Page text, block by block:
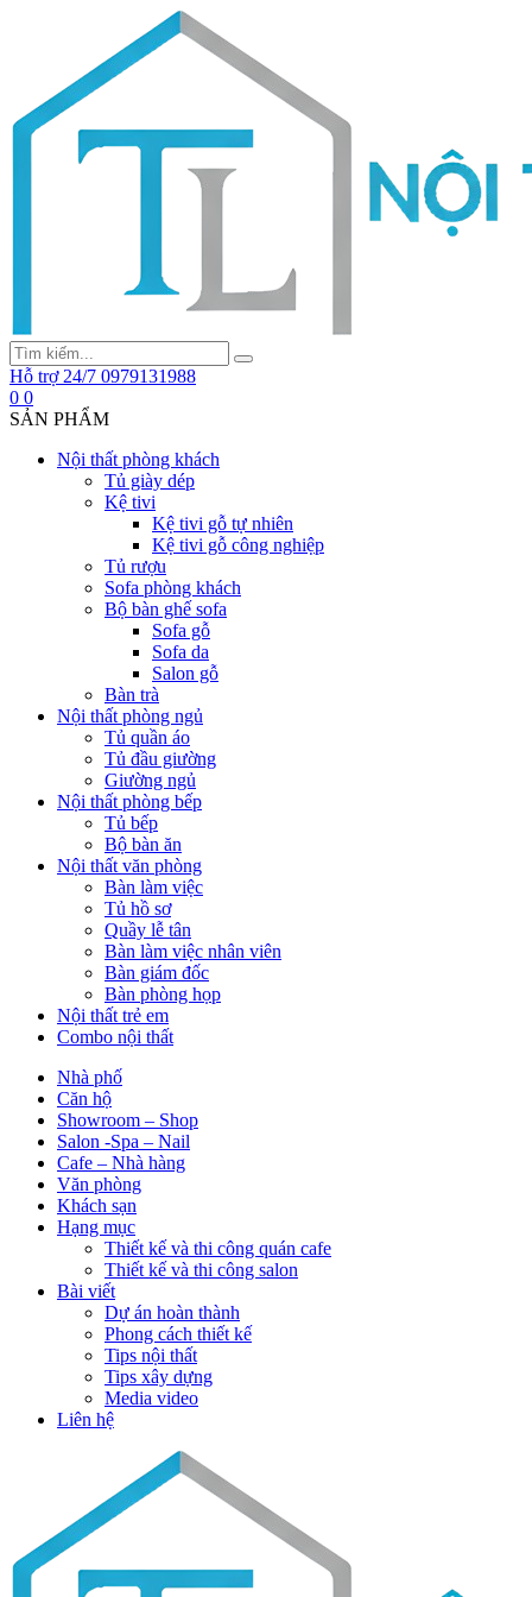
Hỗ trợ 24/7 0979131988
0 0
SẢN PHẨM
Nội thất phòng khách
Tủ giày dép
Kệ tivi
Kệ tivi gỗ tự nhiên
Kệ tivi gỗ công nghiệp
Tủ rượu
Sofa phòng khách
Bộ bàn ghế sofa
Sofa gỗ
Sofa da
Salon gỗ
Bàn trà
Nội thất phòng ngủ
Tủ quần áo
Tủ đầu giường
Giường ngủ
Nội thất phòng bếp
Tủ bếp
Bộ bàn ăn
Nội thất văn phòng
Bàn làm việc
Tủ hồ sơ
Quầy lễ tân
Bàn làm việc nhân viên
Bàn giám đốc
Bàn phòng họp
Nội thất trẻ em
Combo nội thất
Nhà phố
Căn hộ
Showroom – Shop
Salon -Spa – Nail
Cafe – Nhà hàng
Văn phòng
Khách sạn
Hạng mục
Thiết kế và thi công quán cafe
Thiết kế và thi công salon
Bài viết
Dự án hoàn thành
Phong cách thiết kế
Tips nội thất
Tips xây dựng
Media video
Liên hệ